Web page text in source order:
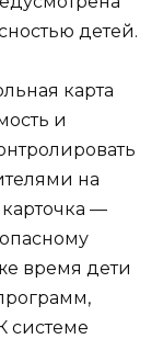
детей.
карта
и
на
—
время дети
системе